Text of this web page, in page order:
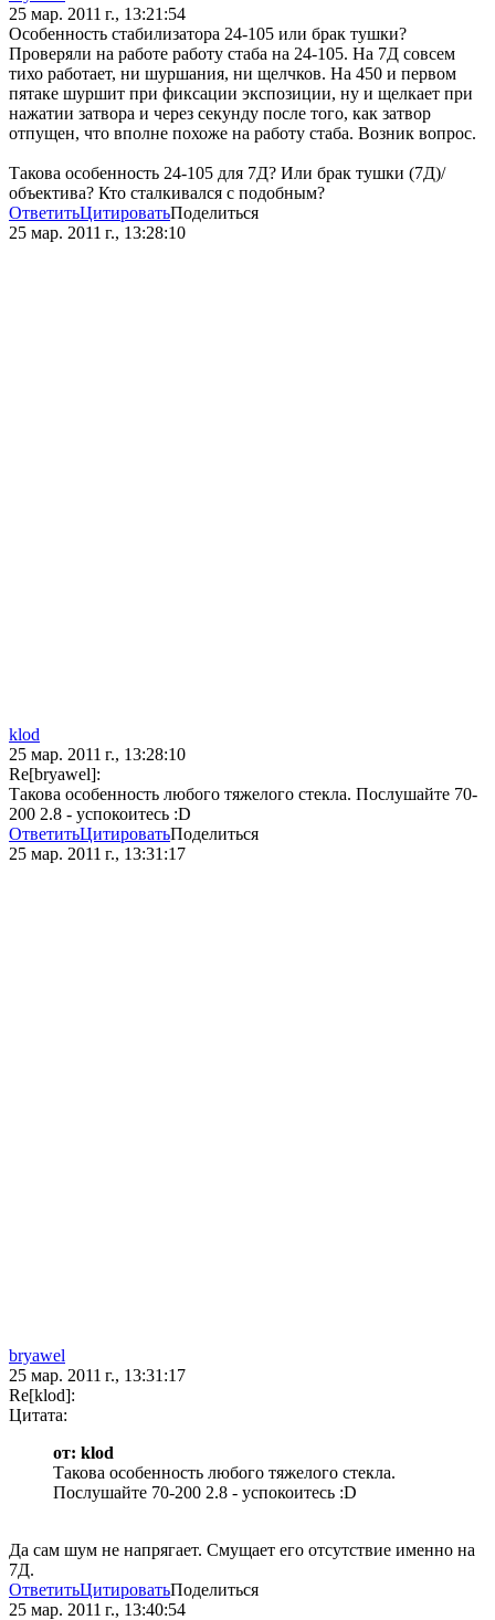
25 мар. 2011 г., 13:21:54
Особенность стабилизатора 24-105 или брак тушки?
Проверяли на работе работу стаба на 24-105. На 7Д совсем
тихо работает, ни шуршания, ни щелчков. На 450 и первом
пятаке шуршит при фиксации экспозиции, ну и щелкает при
нажатии затвора и через секунду после того, как затвор
отпущен, что вполне похоже на работу стаба. Возник вопрос.
Такова особенность 24-105 для 7Д? Или брак тушки (7Д)/
объектива? Кто сталкивался с подобным?
ОтветитьЦитироватьПоделиться
25 мар. 2011 г., 13:28:10
klod
25 мар. 2011 г., 13:28:10
Re[bryawel]:
Такова особенность любого тяжелого стекла. Послушайте 70-
200 2.8 - успокоитесь :D
ОтветитьЦитироватьПоделиться
25 мар. 2011 г., 13:31:17
bryawel
25 мар. 2011 г., 13:31:17
Re[klod]:
Цитата:
от: klod
Такова особенность любого тяжелого стекла.
Послушайте 70-200 2.8 - успокоитесь :D
Да сам шум не напрягает. Смущает его отсутствие именно на
7Д.
ОтветитьЦитироватьПоделиться
25 мар. 2011 г., 13:40:54